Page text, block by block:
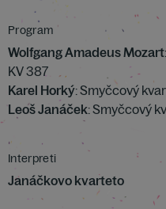
Program
Wolfgang Amadeus Mozart
KV 387
Karel Horký: Smyčcový
Leoš Janáček: Smyčcový
Interpreti
Janáčkovo kvarteto